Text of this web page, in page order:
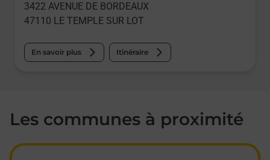
3422 AVENUE DE BORDEAUX
47110 LE TEMPLE SUR LOT
En savoir plus Itinéraire
Les communes à proximité